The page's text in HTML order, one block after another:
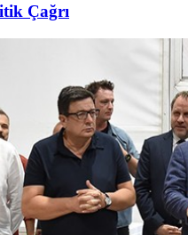
Çağrı